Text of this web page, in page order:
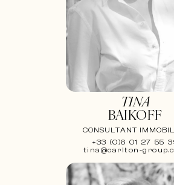
TINA
BAIKOFF
CONSULTANT
+33 (0)6 01 27 55
tina@carlton-